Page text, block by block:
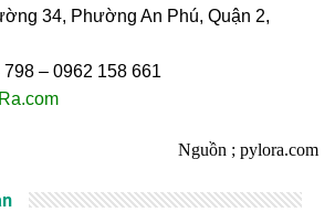
34, Phường An Phú, Quận 2,
– 0962 158 661
Nguồn ; pylora.com